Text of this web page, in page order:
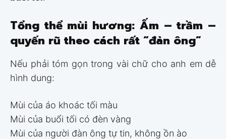
Tổng thể mùi hương: Ấm – trầm –
quyến rũ theo cách rất “đàn ông”
Nếu phải tóm gọn trong vài chữ cho anh em dễ
hình dung:
Mùi của áo khoác tối màu
Mùi của buổi tối có đèn vàng
Mùi của người đàn ông tự tin, không ồn ào